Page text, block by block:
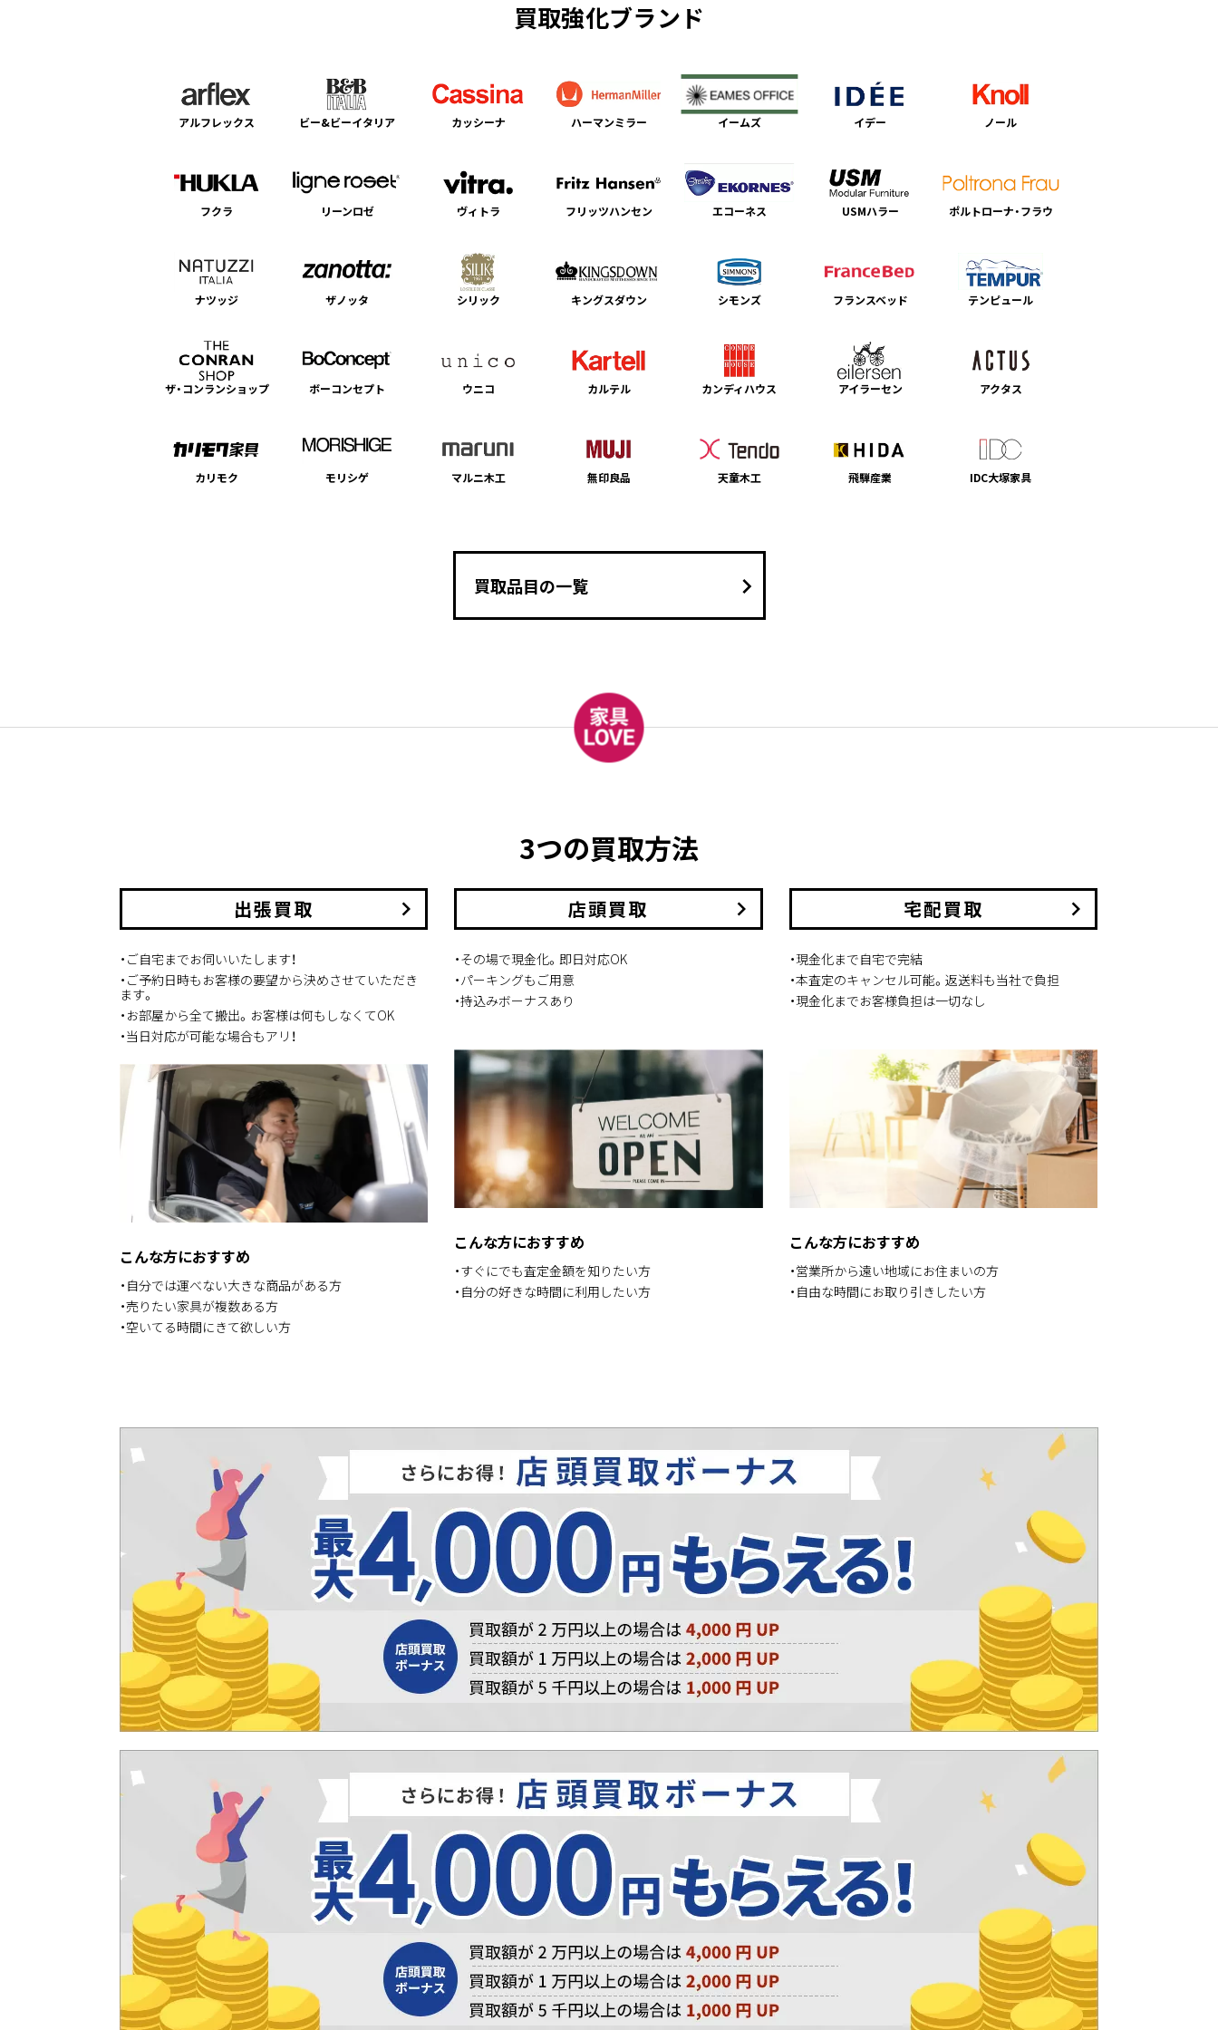
買取強化ブランド
アルフレックス ビー&ビーイタリア カッシーナ ハーマンミラー イームズ イデー ノール
フクラ リーンロゼ ヴィトラ フリッツハンセン エコーネス USMハラー ポルトローナ・フラウ
ナツッジ ザノッタ シリック キングスダウン シモンズ フランスベッド テンピュール
ザ・コンランショップ ボーコンセプト ウニコ カルテル カンディハウス アイラーセン アクタス
カリモク モリシゲ マルニ木工 無印良品 天童木工 飛騨産業 IDC大塚家具
買取品目の一覧 keyboard_arrow_right
3つの買取方法
出張買取 keyboard_arrow_right
・ご自宅までお伺いいたします！
・ご予約日時もお客様の要望から決めさせていただき
ます。
・お部屋から全て搬出。お客様は何もしなくてOK
・当日対応が可能な場合もアリ！
こんな方におすすめ
・自分では運べない大きな商品がある方
・売りたい家具が複数ある方
・空いてる時間にきて欲しい方
店頭買取 keyboard_arrow_right
・その場で現金化。即日対応OK
・パーキングもご用意
・持込みボーナスあり
こんな方におすすめ
・すぐにでも査定金額を知りたい方
・自分の好きな時間に利用したい方
宅配買取 keyboard_arrow_right
・現金化まで自宅で完結
・本査定のキャンセル可能。返送料も当社で負担
・現金化までお客様負担は一切なし
こんな方におすすめ
・営業所から遠い地域にお住まいの方
・自由な時間にお取り引きしたい方